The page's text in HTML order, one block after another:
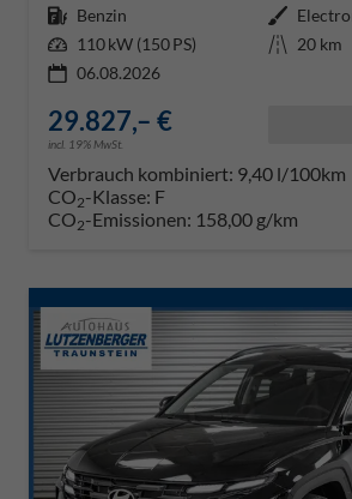
Kraftstoff Benzin Außenfarbe
Leistung 110 kW (150 PS) Kilometerstand 20 km
06.08.2026
29.827,– €
incl. 19% MwSt.
Verbrauch kombiniert: 9,40 l/100km
CO2-Klasse: F
CO2-Emissionen: 158,00 g/km